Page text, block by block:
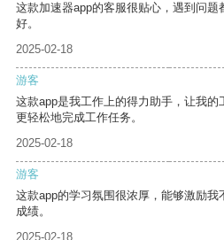
这款加速器app的客服很贴心，遇到问题
好。
2025-02-18
游客
这款app是我工作上的得力助手，让我
更轻松地完成工作任务。
2025-02-18
游客
这款app的学习氛围很浓厚，能够激励
成绩。
2025-02-18